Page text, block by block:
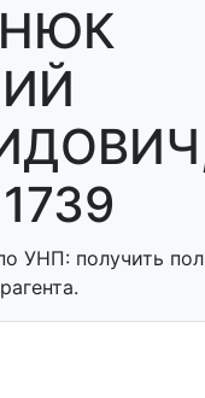
УНП: получить